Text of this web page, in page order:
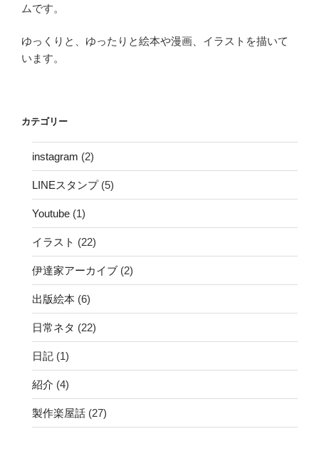
ムです。
ゆっくりと、ゆったりと絵本や漫画、イラストを描いて
います。
カテゴリー
instagram (2)
LINEスタンプ(5)
Youtube (1)
イラスト (22)
伊達家アーカイブ (2)
出版絵本 (6)
日常ネタ (22)
日記 (1)
紹介 (4)
製作楽屋話 (27)